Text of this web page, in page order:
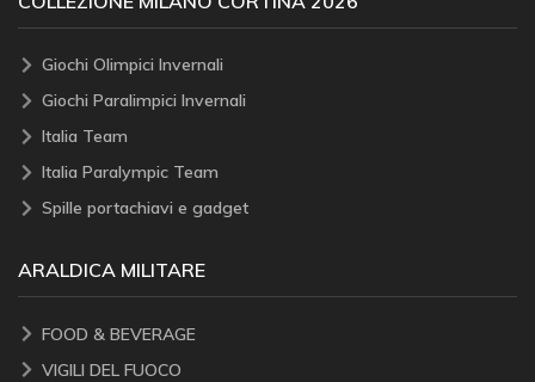
Giochi Olimpici Invernali
Giochi Paralimpici Invernali
Italia Team
Italia Paralympic Team
Spille portachiavi e gadget
ARALDICA MILITARE
FOOD & BEVERAGE
VIGILI DEL FUOCO